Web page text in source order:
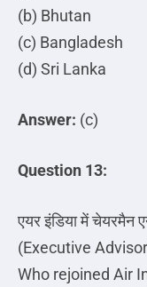
(b) Bhutan
(c) Bangladesh
(d) Sri Lanka
Answer: (c)
Question 13:
एयरइंडियामेंचेयरमैन
(Executive
Who rejoined Air